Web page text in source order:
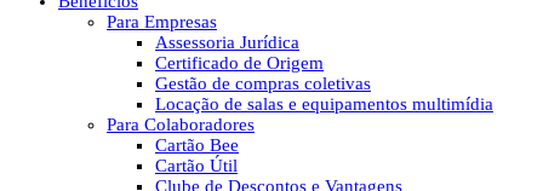
Para Empresas
Assessoria Jurídica
Certificado de Origem
Gestão de compras coletivas
Locação de salas e equipamentos multimídia
Para Colaboradores
Cartão Bee
Cartão Útil
Clube de Descontos e Vantagens